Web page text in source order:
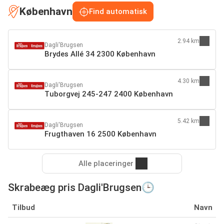
København Find automatisk
Dagli'Brugsen
Brydes Allé 34 2300 København
2.94 km
Dagli'Brugsen
Tuborgvej 245-247 2400 København
4.30 km
Dagli'Brugsen
Frugthaven 16 2500 København
5.42 km
Alle placeringer
Skrabeæg pris Dagli'Brugsen🕒
Tilbud Navn